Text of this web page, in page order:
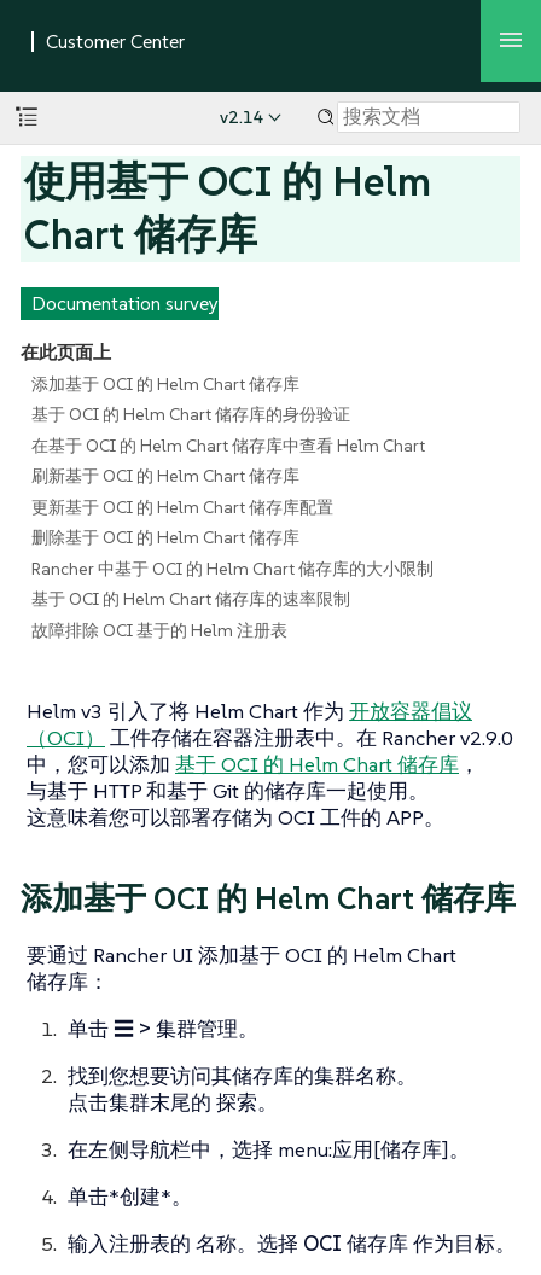
v2.14
使用基于 OCI 的 Helm
Chart 储存库
Documentation survey
在此页面上
添加基于 OCI 的 Helm Chart 储存库
基于 OCI 的 Helm Chart 储存库的身份验证
在基于 OCI 的 Helm Chart 储存库中查看 Helm Chart
刷新基于 OCI 的 Helm Chart 储存库
更新基于 OCI 的 Helm Chart 储存库配置
删除基于 OCI 的 Helm Chart 储存库
Rancher 中基于 OCI 的 Helm Chart 储存库的大小限制
基于 OCI 的 Helm Chart 储存库的速率限制
故障排除 OCI 基于的 Helm 注册表
Helm v3 引入了将 Helm Chart 作为 开放容器倡议
（OCI）
工件存储在容器注册表中。在 Rancher v2.9.0
中，您可以添加 基于 OCI 的 Helm Chart 储存库 ，
与基于 HTTP 和基于 Git 的储存库一起使用。
这意味着您可以部署存储为 OCI 工件的 APP。
添加基于 OCI 的 Helm Chart 储存库
要通过 Rancher UI 添加基于 OCI 的 Helm Chart
储存库：
单击 ☰ > 集群管理。
找到您想要访问其储存库的集群名称。
点击集群末尾的 探索。
在左侧导航栏中，选择 menu:应用[储存库]。
单击*创建*。
输入注册表的 名称。选择 OCI 储存库作为目标。